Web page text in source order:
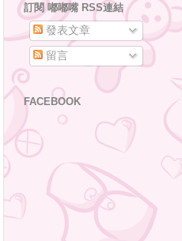
訂閱 嘟嘟嘴 RSS連結
發表文章
留言
FACEBOOK